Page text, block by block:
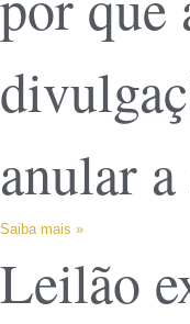
anular
Saiba mais »
Leilão